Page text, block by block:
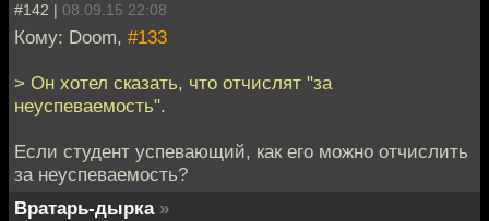
#142 | 08.09.15 22:08
Кому: Doom, #133
> Он хотел сказать, что отчислят "за
неуспеваемость".
Если студент успевающий, как его можно отчислить
за неуспеваемость?
Вратарь-дырка »